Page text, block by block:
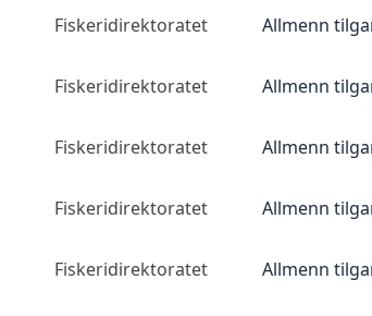
Fiskeridirektoratet Allmenn
Fiskeridirektoratet Allmenn
Fiskeridirektoratet Allmenn
Fiskeridirektoratet Allmenn
Fiskeridirektoratet Allmenn